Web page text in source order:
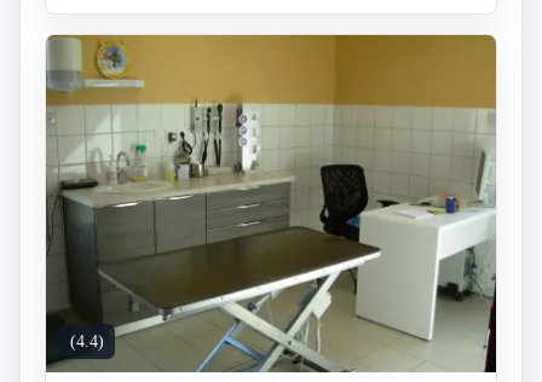
(4.4)